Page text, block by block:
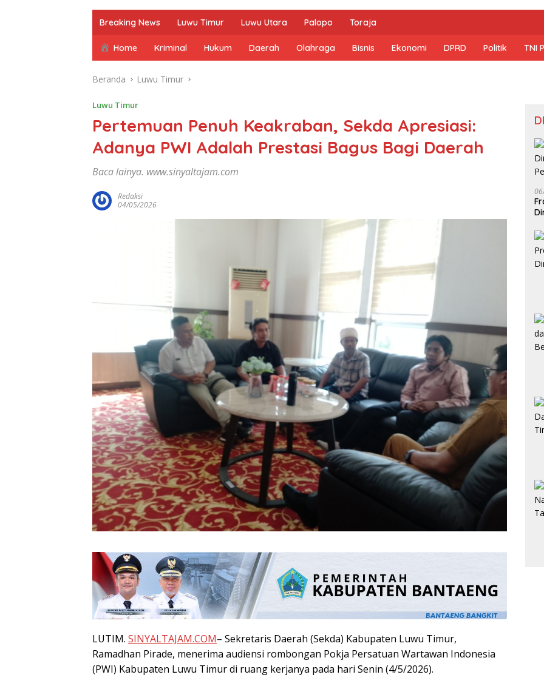
Breaking News Luwu Timur Luwu Utara Palopo Toraja
Home Kriminal Hukum Daerah Olahraga Bisnis Ekonomi DPRD Politik TNI
Beranda Luwu Timur
Luwu Timur
Pertemuan Penuh Keakraban, Sekda Apresiasi:
Adanya PWI Adalah Prestasi Bagus Bagi Daerah
Baca lainya. www.sinyaltajam.com
Redaksi
04/05/2026
LUTIM. SINYALTAJAM.COM– Sekretaris Daerah (Sekda) Kabupaten Luwu Timur,
Ramadhan Pirade, menerima audiensi rombongan Pokja Persatuan Wartawan Indonesia
(PWI) Kabupaten Luwu Timur di ruang kerjanya pada hari Senin (4/5/2026).